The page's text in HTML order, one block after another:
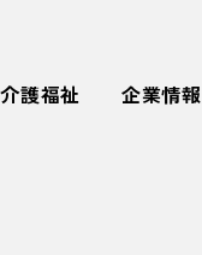
介護福祉 企業情報